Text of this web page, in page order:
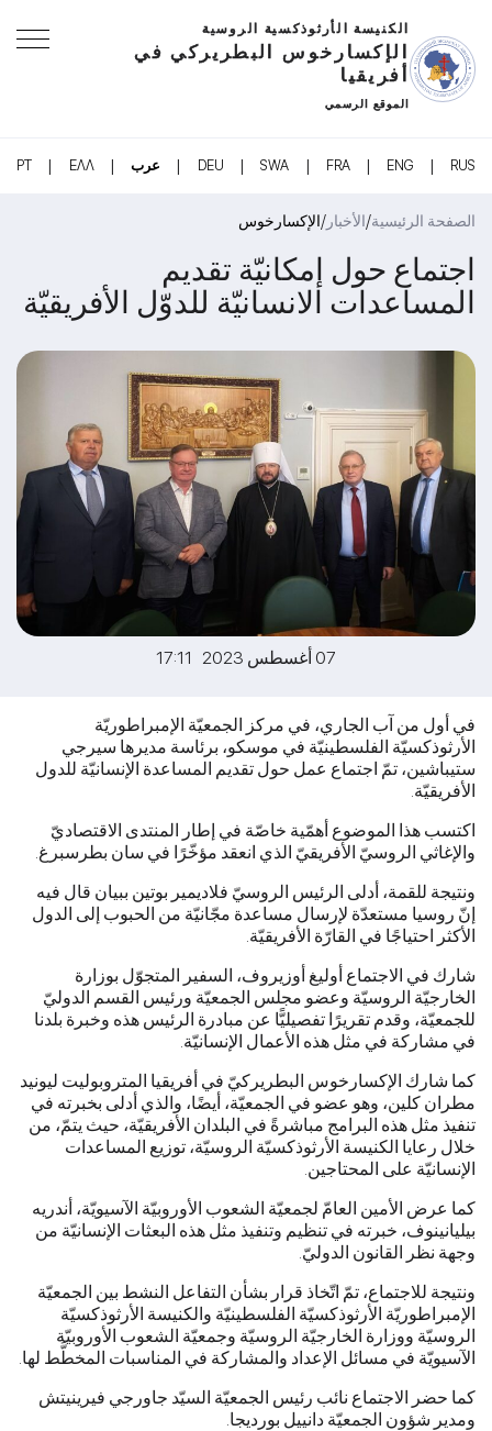
الكنيسة الأرثوذكسية الروسية
الإكسارخوس البطريركي في
أفريقيا
الموقع الرسمي
RUS
|
ENG
|
FRA
|
SWA
|
DEU
| عرب |
ΕΛΛ
|
PT
الصفحة الرئيسية/الأخبار /الإكسارخوس
اجتماع حول إمكانيّة تقديم
المساعدات الانسانيّة للدوّل الأفريقيّة
07 أغسطس 2023 17:11
في أول من آب الجاري، في مركز الجمعيّة الإمبراطوريّة
الأرثوذكسيّة الفلسطينيّة في موسكو، برئاسة مديرها سيرجي
ستيباشين، تمّ اجتماع عمل حول تقديم المساعدة الإنسانيّة للدول
الأفريقيّة.
اكتسب هذا الموضوع أهمّية خاصّة في إطار المنتدى الاقتصاديّ
والإغاثي الروسيّ الأفريقيّ الذي انعقد مؤخّرًا في سان بطرسبرغ.
ونتيجة للقمة، أدلى الرئيس الروسيّ فلاديمير بوتين ببيان قال فيه
إنّ روسيا مستعدّة لإرسال مساعدة مجّانيّة من الحبوب إلى الدول
الأكثر احتياجًا في القارّة الأفريقيّة.
شارك في الاجتماع أوليغ أوزيروف، السفير المتجوّل بوزارة
الخارجيّة الروسيّة وعضو مجلس الجمعيّة ورئيس القسم الدوليّ
للجمعيّة، وقدم تقريرًا تفصيليًّا عن مبادرة الرئيس هذه وخبرة بلدنا
في مشاركة في مثل هذه الأعمال الإنسانيّة.
كما شارك الإكسارخوس البطريركيّ في أفريقيا المتروبوليت ليونيد
مطران كلين، وهو عضو في الجمعيّة، أيضًا، والذي أدلى بخبرته في
تنفيذ مثل هذه البرامج مباشرةً في البلدان الأفريقيّة، حيث يتمّ، من
خلال رعايا الكنيسة الأرثوذكسيّة الروسيّة، توزيع المساعدات
الإنسانيّة على المحتاجين.
كما عرض الأمين العامّ لجمعيّة الشعوب الأوروبيّة الآسيويّة، أندريه
بيليانينوف، خبرته في تنظيم وتنفيذ مثل هذه البعثات الإنسانيّة من
وجهة نظر القانون الدوليّ.
ونتيجة للاجتماع، تمّ اتّخاذ قرار بشأن التفاعل النشط بين الجمعيّة
الإمبراطوريّة الأرثوذكسيّة الفلسطينيّة والكنيسة الأرثوذكسيّة
الروسيّة ووزارة الخارجيّة الروسيّة وجمعيّة الشعوب الأوروبيّة
الآسيويّة في مسائل الإعداد والمشاركة في المناسبات المخطَّط لها.
كما حضر الاجتماع نائب رئيس الجمعيّة السيّد جاورجي فيرينيتش
ومدير شؤون الجمعيّة دانييل بورديجا.